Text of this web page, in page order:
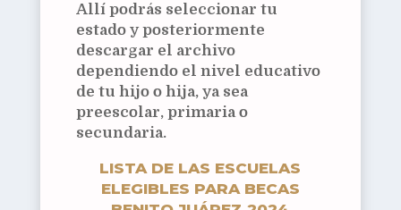
Allí podrás seleccionar tu
estado y posteriormente
descargar el archivo
dependiendo el nivel educativo
de tu hijo o hija, ya sea
preescolar, primaria o
secundaria.
LISTA DE LAS ESCUELAS
ELEGIBLES PARA BECAS